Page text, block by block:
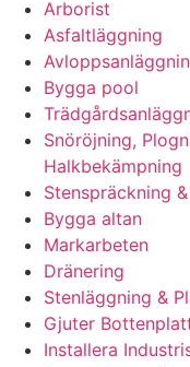
Arborist
Asfaltläggning
Bygga pool
Snöröjning,
Halkbekämpning
Stenspräckning
Bygga altan
Markarbeten
Dränering
Stenläggning &
Gjuter
Installera